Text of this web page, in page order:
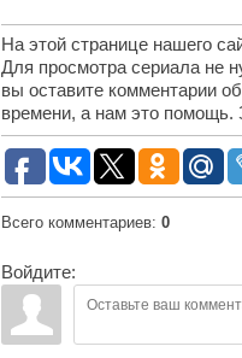
На этой странице нашего
Для просмотра сериала не
вы оставите комментарии
времени, а нам это помощь.
Всего комментариев: 0
Войдите: